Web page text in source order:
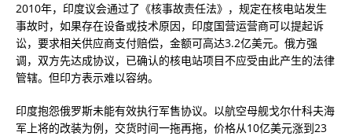
2010年，印度议会通过了《核事故责任法》，规定在核电站发生
事故时，如果存在设备或技术原因，印度国营运营商可以提起诉
讼，要求相关供应商支付赔偿，金额可高达3.2亿美元。俄方强
调，双方先达成协议，已确认的核电站项目不应受由此产生的法律
管辖。但印方表示难以容纳。
印度抱怨俄罗斯未能有效执行军售协议。以航空母舰戈尔什科夫海
军上将的改装为例，交货时间一拖再拖，价格从10亿美元涨到23